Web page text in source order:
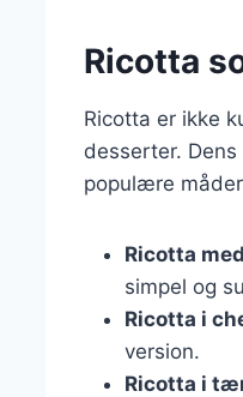
Ricotta
Ricotta er ikke
desserter.
populære
Ricotta
simpel og
Ricotta i
version.
Ricotta i